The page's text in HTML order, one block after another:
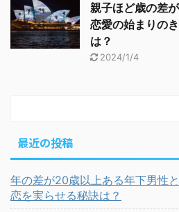
親子ほど歳の差
恋愛の始まりの
は？
2024/1/4
最近の投稿
年の差が20歳以上ある年下男性
恋を実らせる秘訣は？